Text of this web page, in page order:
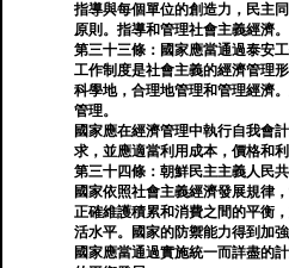
指導與每個單位的創造力，民主
原則。指導和管理社會主義經濟。
第三十三條：國家應當通過泰安
工作制度是社會主義的經濟管理
科學地，合理地管理和管理經濟
管理。
國家應在經濟管理中執行自我會
求，並應適當利用成本，價格和利
第三十四條：朝鮮民主主義人民
國家依照社會主義經濟發展規律
正確維護積累和消費之間的平衡
活水平。國家的防禦能力得到加強
國家應當通過實施統一而詳盡的